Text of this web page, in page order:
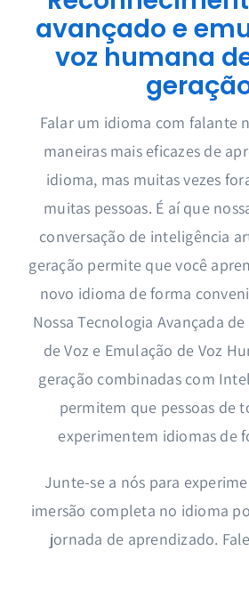
avançado e
voz humana
Falar um idioma com falante
maneiras mais eficazes de
idioma, mas muitas vezes
muitas pessoas. É aí que
conversação de inteligência
geração permite que você
novo idioma de forma
Nossa Tecnologia Avançada
de Voz e Emulação de Voz
geração combinadas com
permitem que pessoas de
experimentem idiomas de
Junte-se a nós para
imersão completa no idioma
jornada de aprendizado.